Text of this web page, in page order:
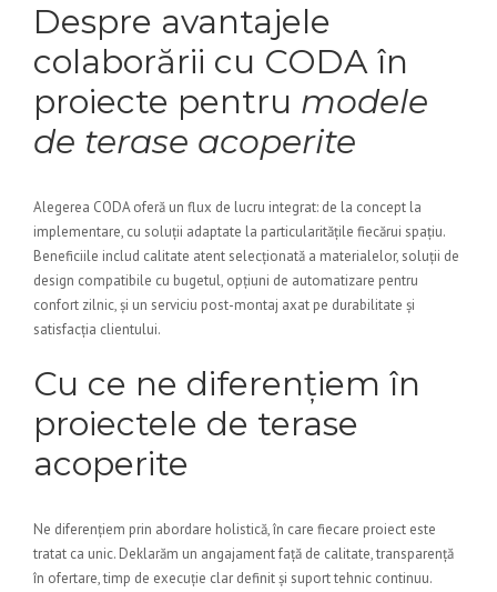
Despre avantajele
colaborării cu CODA în
proiecte pentru modele
de terase acoperite
Alegerea CODA oferă un flux de lucru integrat: de la concept la
implementare, cu soluții adaptate la particularitățile fiecărui spațiu.
Beneficiile includ calitate atent selecționată a materialelor, soluții de
design compatibile cu bugetul, opțiuni de automatizare pentru
confort zilnic, și un serviciu post-montaj axat pe durabilitate și
satisfacția clientului.
Cu ce ne diferențiem în
proiectele de terase
acoperite
Ne diferențiem prin abordare holistică, în care fiecare proiect este
tratat ca unic. Deklarăm un angajament față de calitate, transparență
în ofertare, timp de execuție clar definit și suport tehnic continuu.